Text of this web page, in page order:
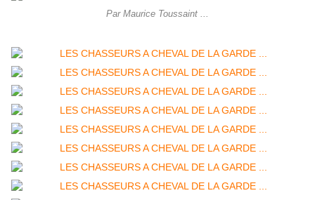
Par Maurice Toussaint ...